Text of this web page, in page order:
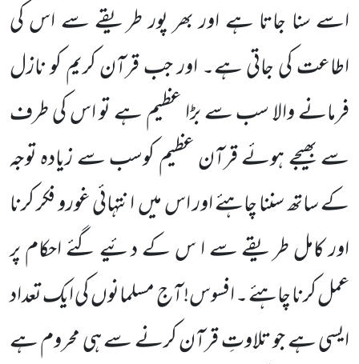
اسے سنا جاتا ہے اور بھر پور طریقے سے اس کی
اطاعت کی جاتی ہے۔ اور جب قرآن کریم کو نازل
فرمانے والا سب سے بڑا عظیم ہے تو اس کی طرف
سے بھیجے ہوئے قرآن عظیم کوسب سے زیادہ توجہ
کے ساتھ سننا چاہئے اور اس میںانتہائی غورو فکر کرنا
اور کامل طریقے سے ا س کے دئیے گئے احکام پر
عمل کرنا چاہئے ۔ افسوس! آج مسلمانوںکی ایک تعداد
ایسی ہے جو تلاوتِ قرآن کرنے سے ہی محروم ہے